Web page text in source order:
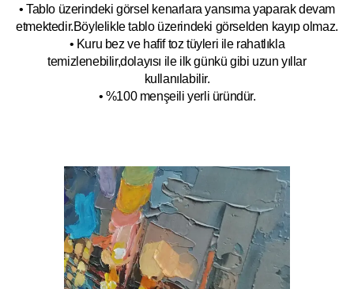
• Tablo üzerindeki görsel kenarlara yansıma yaparak devam
etmektedir.Böylelikle tablo üzerindeki görselden kayıp olmaz.
• Kuru bez ve hafif toz tüyleri ile rahatlıkla
temizlenebilir,dolayısı ile ilkgünkü gibi uzun yıllar
kullanılabilir.
• %100 menşeili yerli üründür.